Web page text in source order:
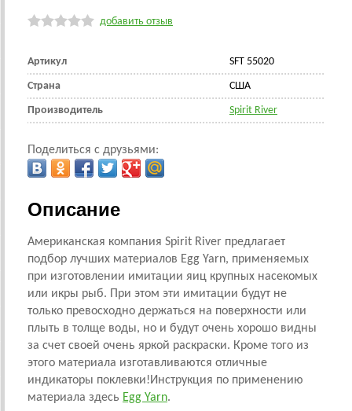
добавить отзыв
Артикул SFT 55020
Страна CША
Производитель Spirit River
Поделиться с друзьями:
Описание
Американская компания Spirit River предлагает
подбор лучших материалов Egg Yarn, применяемых
при изготовлении имитации яиц крупных насекомых
или икры рыб. При этом эти имитации будут не
только превосходно держаться на поверхности или
плыть в толще воды, но и будут очень хорошо видны
за счет своей очень яркой раскраски. Кроме того из
этого материала изготавливаются отличные
индикаторы поклевки!Инструкция по применению
материала здесь Egg Yarn.